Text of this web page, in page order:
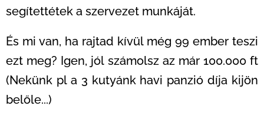
segítettétek a szervezet munkáját.
És mi van, ha rajtad kívül még 99 ember teszi
ezt meg? Igen, jól számolsz az már 100.000 ft
(Nekünk pl a 3 kutyánk havi panzió díja kijön
belőle...)